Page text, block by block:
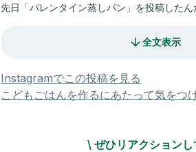
先日「バレンタイン蒸しパン」を投稿したん
甘さ控えめレシピを投稿したよ！
作ってみてね🫶
𓂃𓈒𓂂𓏸𓂃𓈒𓂂𓏸𓂃𓈒𓂂𓂂𓏸
全文表示
Instagramでこの投稿を見る
こどもごはんを作るにあたって気をつ
\ ぜひリアクション